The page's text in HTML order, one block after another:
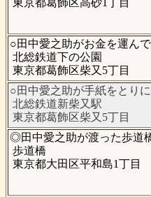
○田中愛之助がお金を運ん
北総鉄道下の公園
東京都葛飾区柴又5丁目
○田中愛之助が手紙をとり
北総鉄道新柴又駅
東京都葛飾区柴又5丁目
◎田中愛之助が渡った歩道
歩道橋
東京都大田区平和島1丁目